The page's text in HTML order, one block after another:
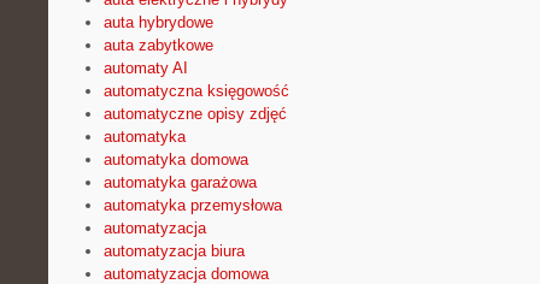
auta hybrydowe
auta zabytkowe
automaty AI
automatyczna księgowość
automatyczne opisy zdjęć
automatyka
automatyka domowa
automatyka garażowa
automatyka przemysłowa
automatyzacja
automatyzacja biura
automatyzacja domowa